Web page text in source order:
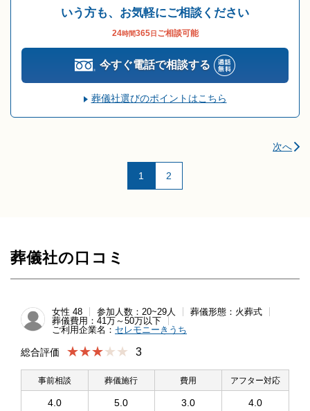
いう方も、お気軽にご相談ください
24時間365日 ご相談可能
今すぐ電話で相談する
葬儀社選びのポイントはこちら
次へ
1 2
葬儀社の口コミ
女性 48 参加人数：20~29人
葬儀形態：火葬式
葬儀費用：41万～50万以下
ご利用企業名： セレモニーきうち
総合評価 ★★★ 3
事前相談
4.0
葬儀施行
5.0
費用
3.0
アフター対応
4.0